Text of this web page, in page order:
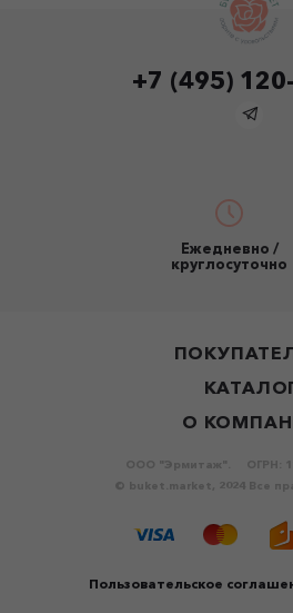
+7 (495)
Ежедневно /
круглосуточно
О
Пользовательское
ООО "Эрмитаж".
ОГРН:
© buket.market, 2024 Все